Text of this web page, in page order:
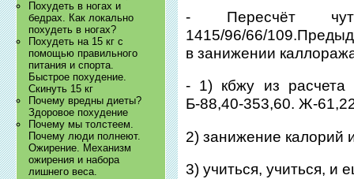
Похудеть в ногах и
бедрах. Как локально
похудеть в ногах?
Похудеть на 15 кг с
помощью правильного
питания и спорта.
Быстрое похудение.
Скинуть 15 кг
Почему вредны диеты?
Здоровое похудение
Почему мы толстеем.
Почему люди полнеют.
Ожирение. Механизм
ожирения и набора
лишнего веса.
- Пересчёт
1415/96/66/
в занижении
- 1) кбжу из расчета
Б-88,40-353,60. Ж-
2) занижение калорий
3) учиться, учиться, и